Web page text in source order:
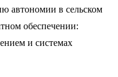
автономии в сельском
обеспечении:
и системах